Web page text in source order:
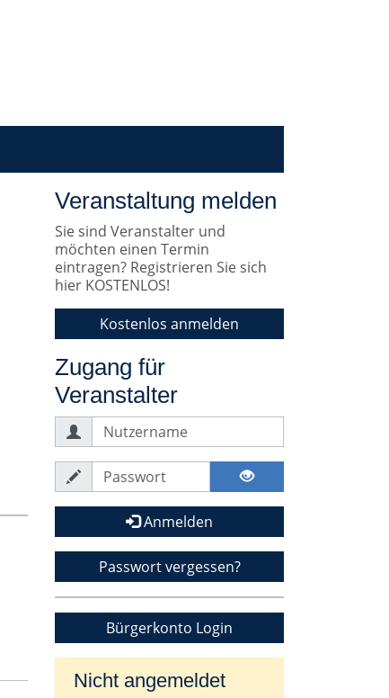
Veranstaltung melden
Sie sind Veranstalter und
möchten einen Termin
eintragen? Registrieren Sie sich
hier KOSTENLOS!
Kostenlos anmelden
Zugang für
Veranstalter
Anmelden
Passwort vergessen?
Bürgerkonto Login
Nicht angemeldet